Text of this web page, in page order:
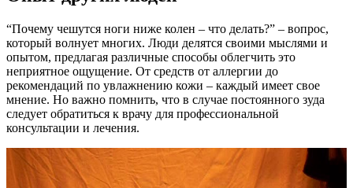
“Почему чешутся ноги ниже колен – что делать?” – вопрос,
который волнует многих. Люди делятся своими мыслями и
опытом, предлагая различные способы облегчить это
неприятное ощущение. От средств от аллергии до
рекомендаций по увлажнению кожи – каждый имеет свое
мнение. Но важно помнить, что в случае постоянного зуда
следует обратиться к врачу для профессиональной
консультации и лечения.